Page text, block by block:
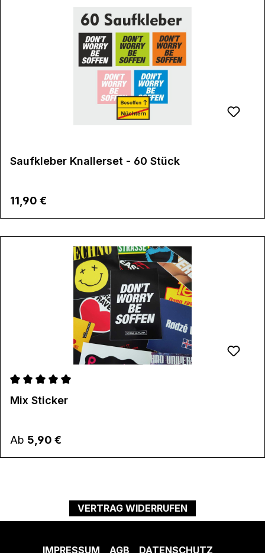
Saufkleber Knallerset - 60 Stück
Regulärer Preis:
11,90 €
Durchschnittliche Bewertung von 5 von 5 Sternen
Mix Sticker
Regulärer Preis:
Ab 5,90 €
VERTRAG WIDERRUFEN
IMPRESSUM AGB DATENSCHUTZ